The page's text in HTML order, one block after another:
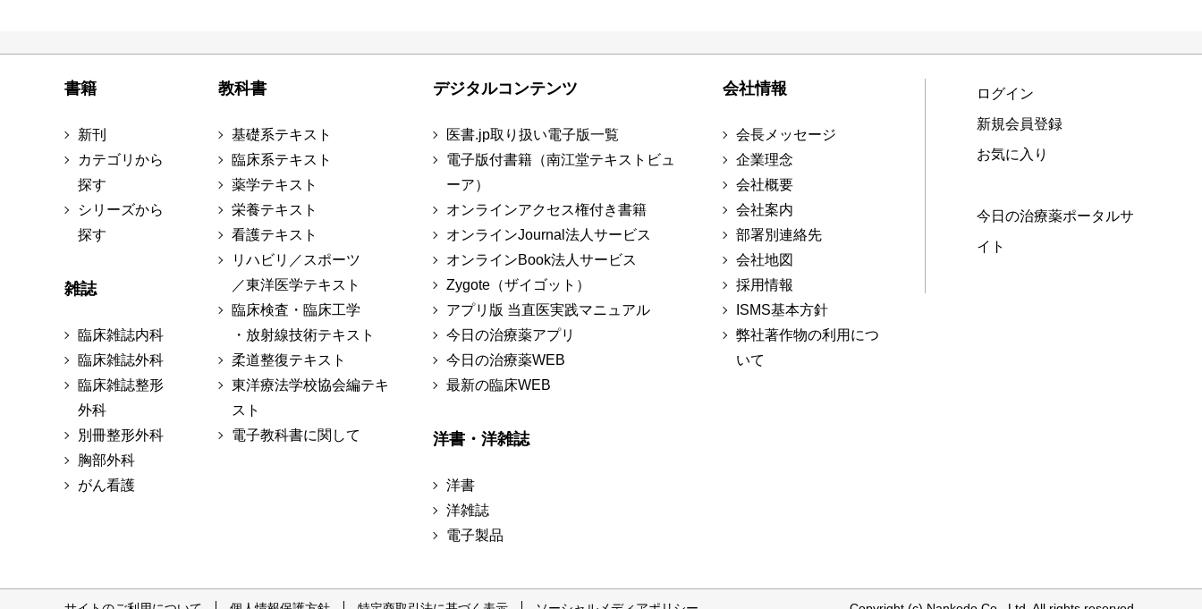
書籍
新刊
カテゴリから
探す
シリーズから
探す
雑誌
臨床雑誌内科
臨床雑誌外科
臨床雑誌整形
外科
別冊整形外科
胸部外科
がん看護
教科書
基礎系テキスト
臨床系テキスト
薬学テキスト
栄養テキスト
看護テキスト
リハビリ／スポーツ
／東洋医学テキスト
臨床検査・臨床工学
・放射線技術テキスト
柔道整復テキスト
東洋療法学校協会編テキ
スト
電子教科書に関して
デジタルコンテンツ
医書.jp取り扱い電子版一覧
電子版付書籍（南江堂テキストビュ
ーア）
オンラインアクセス権付き書籍
オンラインJournal法人サービス
オンラインBook法人サービス
Zygote（ザイゴット）
アプリ版 当直医実践マニュアル
今日の治療薬アプリ
今日の治療薬WEB
最新の臨床WEB
洋書・洋雑誌
洋書
洋雑誌
電子製品
会社情報
会長メッセージ
企業理念
会社概要
会社案内
部署別連絡先
会社地図
採用情報
ISMS基本方針
弊社著作物の利用につ
いて
ログイン
新規会員登録
お気に入り
今日の治療薬ポータルサ
イト